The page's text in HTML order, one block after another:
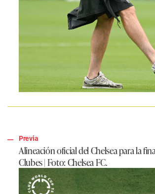
Previa
Alineación oficial del Chelsea para la
Clubes | Foto: Chelsea FC.